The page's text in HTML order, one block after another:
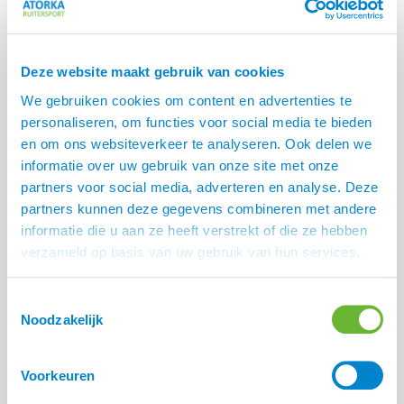
Deze website maakt gebruik van cookies
We gebruiken cookies om content en advertenties te
personaliseren, om functies voor social media te bieden
en om ons websiteverkeer te analyseren. Ook delen we
informatie over uw gebruik van onze site met onze
partners voor social media, adverteren en analyse. Deze
partners kunnen deze gegevens combineren met andere
informatie die u aan ze heeft verstrekt of die ze hebben
verzameld op basis van uw gebruik van hun services.
Noodzakelijk
Voorkeuren
Waldhausen
Anatomisch IJslander
hoofdstel
69,95
BR IJslander hoofdstel
Barnet
149,95 79,00
SALE